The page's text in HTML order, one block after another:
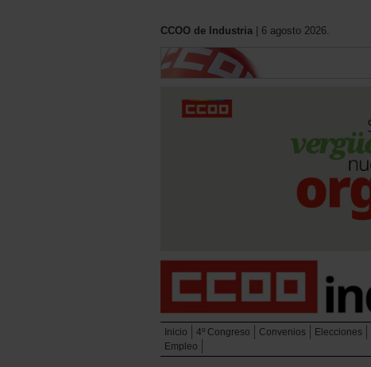
CCOO de Industria | 6 agosto 2026.
Inicio 4º Congreso Convenios Elecciones
Empleo